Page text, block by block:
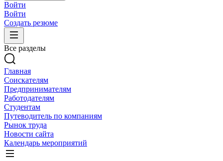
Войти
Войти
Создать резюме
Все разделы
Главная
Соискателям
Предпринимателям
Работодателям
Студентам
Путеводитель по компаниям
Рынок труда
Новости сайта
Календарь мероприятий